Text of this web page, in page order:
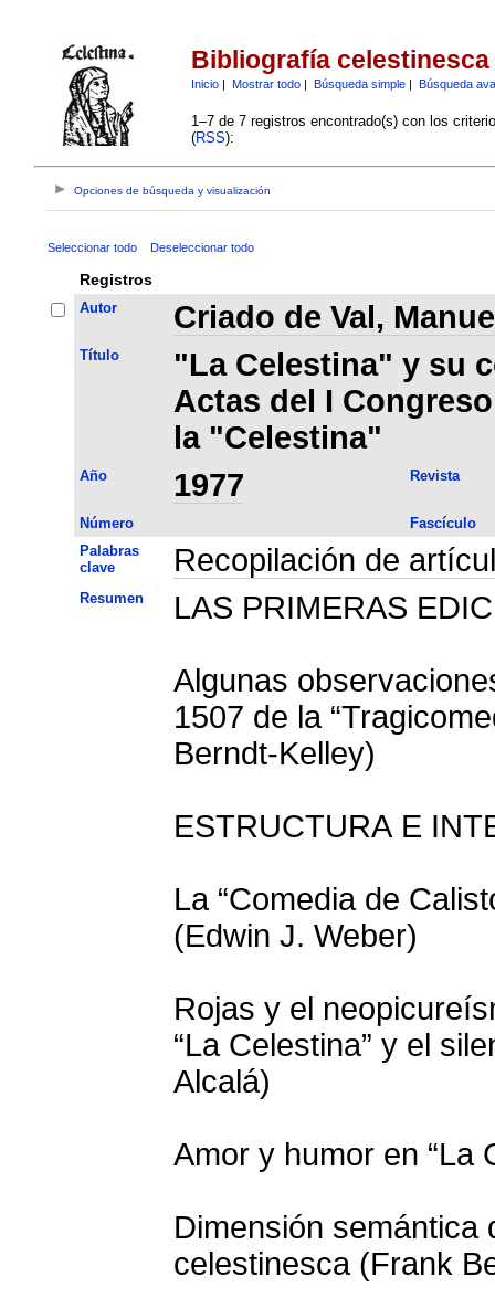
Bibliografía celestinesca
Inicio| Mostrar todo| Búsqueda simple| Búsqueda
1–7 de 7 registros encontrado(s) con los
(RSS):
Opciones de búsqueda y visualización
Seleccionar todo Deseleccionar todo
Registros
Autor Criado de Val,
Título
"La Celestina" y su
Actas del I
la "Celestina"
Año 1977 Revista
Número
Fascículo
Palabras
clave
Recopilación de
Resumen LAS PRIMERAS
Algunas
1507 de la
Berndt-Kelley)
ESTRUCTURA E
La “Comedia de
(Edwin J. Weber)
Rojas y el
“La Celestina” y el
Alcalá)
Amor y humor en “La
Dimensión semántica
celestinesca (Frank